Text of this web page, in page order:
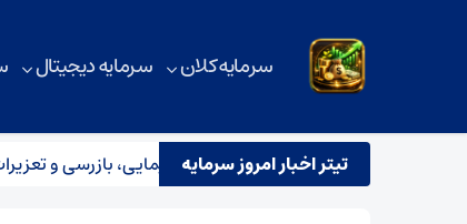
سرمایه کلان سرمایه دیجیتال
تیتر اخبار امروز سرمایه
تیم مشترک نظارتی سازمان هواپیمایی، بازرسی و تعزیرات